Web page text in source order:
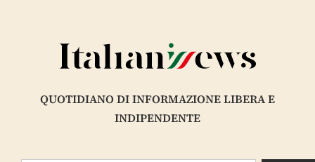
QUOTIDIANO DI INFORMAZIONE LIBERA E
INDIPENDENTE